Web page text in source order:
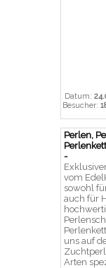
Datum:
Besucher:
Perlen,
-
vom
sowohl
auch für
uns auf
Arten